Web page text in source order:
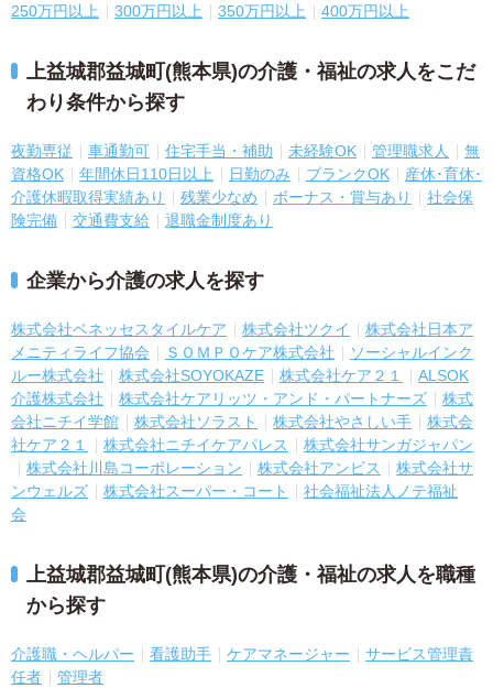
250万円以上 300万円以上 350万円以上 400万円以上
上益城郡益城町(熊本県)の介護・福祉の求人をこだ
わり条件から探す
夜勤専従 車通勤可 住宅手当・補助 未経験OK 管理職求人
無
資格OK
年間休日110日以上 日勤のみ ブランクOK
産休･育休･
介護休暇取得実績あり
残業少なめ ボーナス・賞与あり
社会保
険完備
交通費支給 退職金制度あり
企業から介護の求人を探す
株式会社ベネッセスタイルケア 株式会社ツクイ
株式会社日本ア
メニティライフ協会
ＳＯＭＰＯケア株式会社
ソーシャルインク
ルー株式会社
株式会社SOYOKAZE 株式会社ケア２１
ALSOK
介護株式会社
株式会社ケアリッツ・アンド・パートナーズ
株式
会社ニチイ学館
株式会社ソラスト 株式会社やさしい手
株式会
社ケア２１
株式会社ニチイケアパレス
株式会社サンガジャパン
株式会社川島コーポレーション
株式会社アンビス
株式会社サ
ンウェルズ
株式会社スーパー・コート
社会福祉法人ノテ福祉
会
上益城郡益城町(熊本県)の介護・福祉の求人を職種
から探す
介護職・ヘルパー 看護助手 ケアマネージャー
サービス管理責
任者
管理者